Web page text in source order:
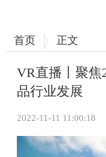
首页 正文
VR直播丨聚焦
品行业发展
2022-11-11 11:00:18